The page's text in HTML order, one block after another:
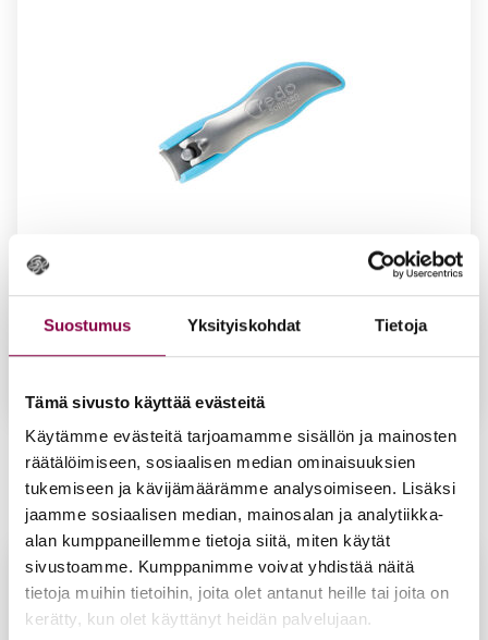
Suostumus Yksityiskohdat Tietoja
Tämä sivusto käyttää evästeitä
Käytämme evästeitä tarjoamamme sisällön ja mainosten
räätälöimiseen, sosiaalisen median ominaisuuksien
tukemiseen ja kävijämäärämme analysoimiseen. Lisäksi
jaamme sosiaalisen median, mainosalan ja analytiikka-
alan kumppaneillemme tietoja siitä, miten käytät
sivustoamme. Kumppanimme voivat yhdistää näitä
tietoja muihin tietoihin, joita olet antanut heille tai joita on
kerätty, kun olet käyttänyt heidän palvelujaan.
POP-ART -kyn­si­leik­ku­ri, kaa­re­va
27,20€
Lisää ostoskoriin